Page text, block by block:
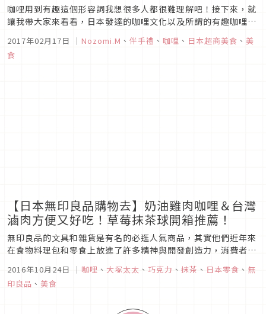
咖哩用到有趣這個形容詞我想很多人都很難理解吧！接下來，就
讓我帶大家來看看，日本發達的咖哩文化以及所謂的有趣咖哩是
2017年02月17日 ｜ Nozomi.M 、 伴手禮 、 咖哩 、 日本超商美食 、 美
食
【日本無印良品購物去】奶油雞肉咖哩＆台灣
滷肉方便又好吃！草莓抹茶球開箱推薦！
無印良品的文具和雜貨是有名的必逛人氣商品，其實他們近年來
在食物料理包和零食上放進了許多精神與開發創造力，消費者好
評的聲音也愈來愈多。最近找了一天到店裡研究一下，無印良品
的各式食物包和零食有什麼吸引人的地方 !
2016年10月24日 ｜ 咖哩 、 大塚太太 、 巧克力 、 抹茶 、 日本零食 、 無
印良品 、 美食